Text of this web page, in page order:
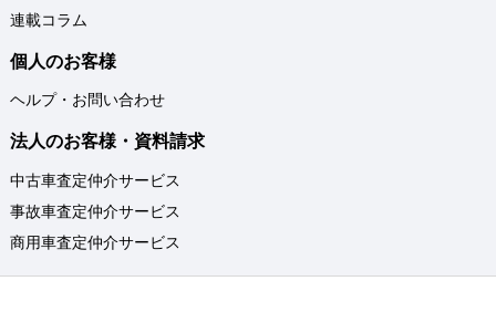
連載コラム
個人のお客様
ヘルプ・お問い合わせ
法人のお客様・資料請求
中古車査定仲介サービス
事故車査定仲介サービス
商用車査定仲介サービス